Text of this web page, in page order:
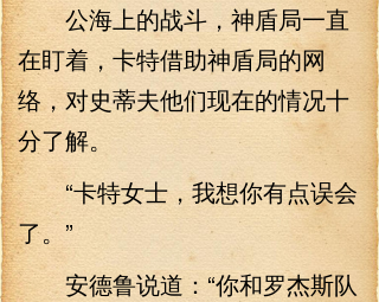
公海上的战斗，神盾局一直
在盯着，卡特借助神盾局的网
络，对史蒂夫他们现在的情况十
分了解。
“卡特女士，我想你有点误会
了。”
安德鲁说道：“你和罗杰斯队